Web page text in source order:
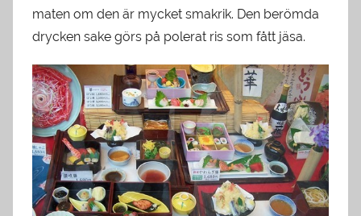
maten om den är mycket smakrik. Den berömda
drycken sake görs på polerat ris som fått jäsa.